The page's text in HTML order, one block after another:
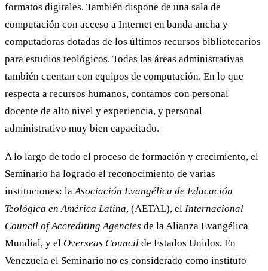
formatos digitales. También dispone de una sala de
computación con acceso a Internet en banda ancha y
computadoras dotadas de los últimos recursos bibliotecarios
para estudios teológicos. Todas las áreas administrativas
también cuentan con equipos de computación. En lo que
respecta a recursos humanos, contamos con personal
docente de alto nivel y experiencia, y personal
administrativo muy bien capacitado.
A lo largo de todo el proceso de formación y crecimiento, el
Seminario ha logrado el reconocimiento de varias
instituciones: laAsociación Evangélica de Educación
Teológica en América Latina, (AETAL), el Internacional
Council of Accrediting Agencies de la Alianza Evangélica
Mundial, y el Overseas Council de Estados Unidos. En
Venezuela el Seminario no es considerado como instituto